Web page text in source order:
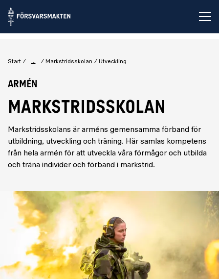
Start ... Markstridsskolan Utveckling
Armén
MARKSTRIDSSKOLAN
Markstridsskolans är arméns gemensamma förband för
utbildning, utveckling och träning. Här samlas kompetens
från hela armén för att utveckla våra förmågor och utbilda
och träna individer och förband i markstrid.